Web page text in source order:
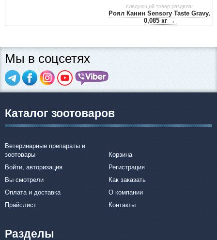
следующий товар раздела:
Роял Канин Sensory Taste Gravy,
0,085 кг →
Мы в соцсетях
Каталог зоотоваров
Ветеринарные препараты и
зоотовары
Корзина
Войти, авторизация
Регистрация
Вы смотрели
Как заказать
Оплата и доставка
О компании
Прайслист
Контакты
Разделы